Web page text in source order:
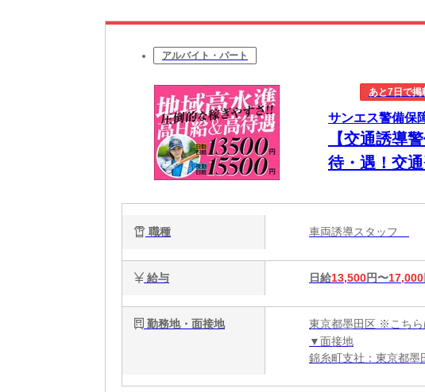
アルバイト・パート
あと7日で掲
サンエス警備保
【交通誘導
待・遇！交
職種 車両誘導スタッフ
給与 日給13,500円〜17,000
勤務地・面接地
東京都墨田区 ※こちら
▼面接地
錦糸町支社：東京都